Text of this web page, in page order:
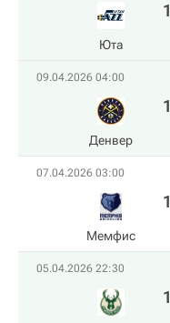
Юта
09.04.2026 04:00
Денвер
07.04.2026 03:00
Мемфис
05.04.2026 22:30